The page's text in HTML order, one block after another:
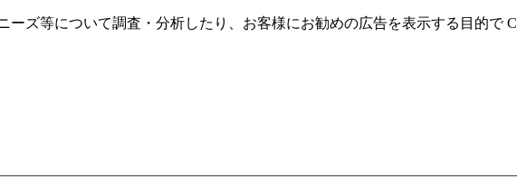
ーズ等について調査・分析したり、お客様にお勧めの広告を表⽰する⽬的で